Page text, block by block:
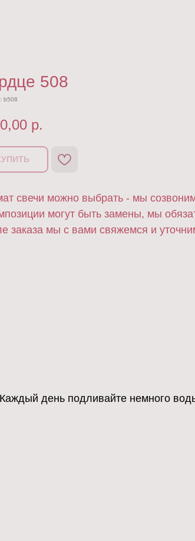
508
b508
р.
свечи можно выбрать - мы
могут быть замены, мы
заказа мы с вами свяжемся и
день подливайте немного